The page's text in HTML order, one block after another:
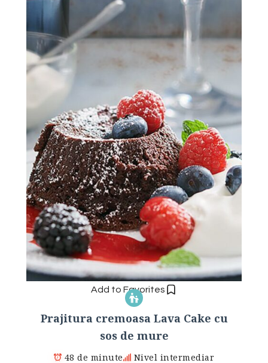
Add to Favorites
Prajitura cremoasa Lava Cake cu
sos de mure
48 de minute Nivel intermediar